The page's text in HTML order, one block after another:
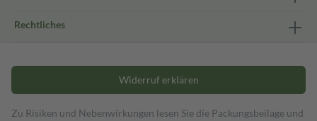
Rechtliches
Widerruf erklären
Zu Risiken und Nebenwirkungen lesen Sie die Packungsbeilage und